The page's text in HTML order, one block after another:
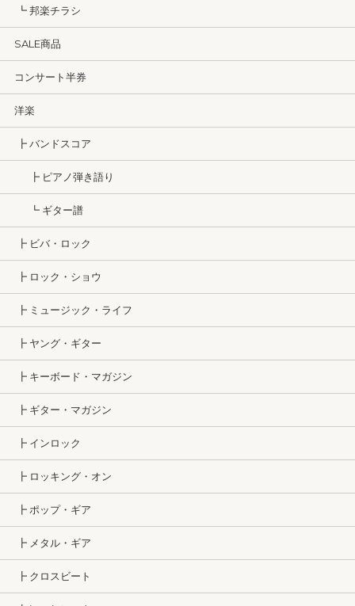
┗ 邦楽チラシ
SALE商品
コンサート半券
洋楽
┣ バンドスコア
┣ ピアノ弾き語り
┗ ギター譜
┣ ビバ・ロック
┣ ロック・ショウ
┣ ミュージック・ライフ
┣ ヤング・ギター
┣ キーボード・マガジン
┣ ギター・マガジン
┣ インロック
┣ ロッキング・オン
┣ ポップ・ギア
┣ メタル・ギア
┣ クロスビート